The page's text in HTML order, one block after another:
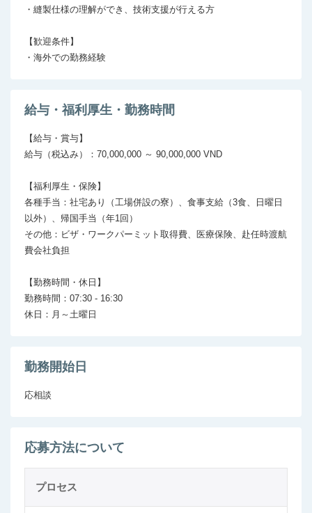
・縫製仕様の理解ができ、技術支援が行える方
【歓迎条件】
・海外での勤務経験
給与・福利厚生・勤務時間
【給与・賞与】
給与（税込み）：70,000,000 ～ 90,000,000 VND
【福利厚生・保険】
各種手当：社宅あり（工場併設の寮）、食事支給（3食、日曜日
以外）、帰国手当（年1回）
その他：ビザ・ワークパーミット取得費、医療保険、赴任時渡航
費会社負担
【勤務時間・休日】
勤務時間：07:30 - 16:30
勤務開始日
応相談
応募方法について
プロセス